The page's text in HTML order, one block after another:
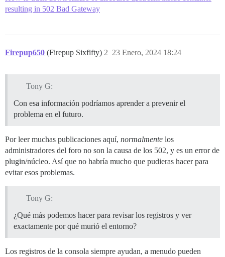
resulting in 502 Bad Gateway
Firepup650 (Firepup Sixfifty) 23 Enero, 2024 18:24
2
Tony G:
Con esa información podríamos aprender a prevenir el
problema en el futuro.
Por leer muchas publicaciones aquí, normalmente los
administradores del foro no son la causa de los 502, y es un error de
plugin/núcleo. Así que no habría mucho que pudieras hacer para
evitar esos problemas.
Tony G:
¿Qué más podemos hacer para revisar los registros y ver
exactamente por qué murió el entorno?
Los registros de la consola siempre ayudan, a menudo pueden